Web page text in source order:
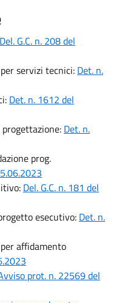
Del. G.C. n. 208 del
servizi tecnici: Det. n.
Det. n. 1612 del
Det. n.
prog.
Del. G.C. n. 181 del
esecutivo: Det. n.
affidamento
prot. n. 22569 del